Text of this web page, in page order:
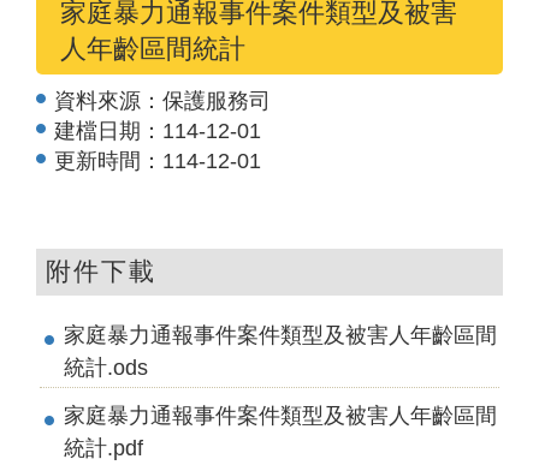
家庭暴力通報事件案件類型及被害
人年齡區間統計
資料來源： 保護服務司
建檔日期： 114-12-01
更新時間： 114-12-01
附件下載
家庭暴力通報事件案件類型及被害人年齡區間
統計.ods
家庭暴力通報事件案件類型及被害人年齡區間
統計.pdf